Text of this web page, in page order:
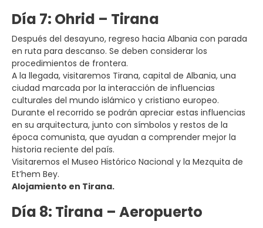
Día 7: Ohrid – Tirana
Después del desayuno, regreso hacia Albania con parada
en ruta para descanso. Se deben considerar los
procedimientos de frontera.
A la llegada, visitaremos Tirana, capital de Albania, una
ciudad marcada por la interacción de influencias
culturales del mundo islámico y cristiano europeo.
Durante el recorrido se podrán apreciar estas influencias
en su arquitectura, junto con símbolos y restos de la
época comunista, que ayudan a comprender mejor la
historia reciente del país.
Visitaremos el Museo Histórico Nacional y la Mezquita de
Et’hem Bey.
Alojamiento en Tirana.
Día 8: Tirana – Aeropuerto